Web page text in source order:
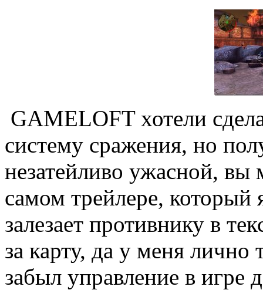
GAMELOFT хотели
систему сражения, но
незатейливо ужасной, вы
самом трейлере, который
залезает противнику в
за карту, да у меня лично
забыл управление в игре